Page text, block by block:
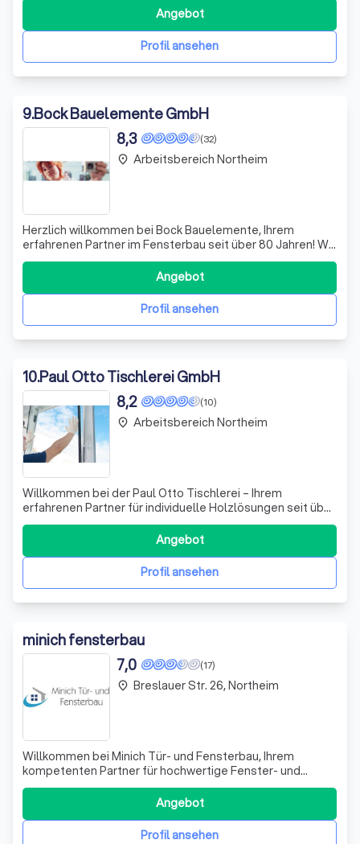
Bauvorschriften ständig weiterentwickeln, kombinieren wir
handwerkliches Können mit anspruchsvoller Gestaltung.
Unsere Leidenschaft für Ihr Zuhause
Profil ansehen
Angebot
9.Bock Bauelemente GmbH
(32)
8,3
Herzlich willkommen bei Bock Bauelemente, Ihrem
erfahrenen Partner im Fensterbau seit über 80 Jahren! Wir
bieten Ihnen eine breite Palette an maßgeschneiderten
Lösungen in den Bereichen Fenster, Türen, Rollläden,
Markisen, Garagentoren, Insektenschutz und
Sicherheitstechnik. Unser Ziel ist es, Ihnen
Profil ansehen
Angebot
place Arbeitsbereich Northeim
10.Paul Otto Tischlerei GmbH
(10)
8,2
Willkommen bei der Paul Otto Tischlerei – Ihrem
erfahrenen Partner für individuelle Holzlösungen seit über
96 Jahren! Gegründet im Jahr 1927, haben wir uns in
Langenhagen bei Duderstadt einen Namen gemacht. In
unserer modernen Produktionshalle fertigen wir
hochwertige Fenster aus verschiedenen Holza
Profil ansehen
Angebot
place Arbeitsbereich Northeim
minich fensterbau
(17)
7,0
Willkommen bei Minich Tür- und Fensterbau, Ihrem
kompetenten Partner für hochwertige Fenster- und
Türelemente! Wir kombinieren über 60 Jahre Erfahrung
mit modernster Technologie, um Ihnen Produkte
anzubieten, die sowohl ästhetisch ansprechend als auch
funktional sind. Unsere Fenster und Türen aus de
Profil ansehen
Angebot
place Breslauer Str. 26, Northeim